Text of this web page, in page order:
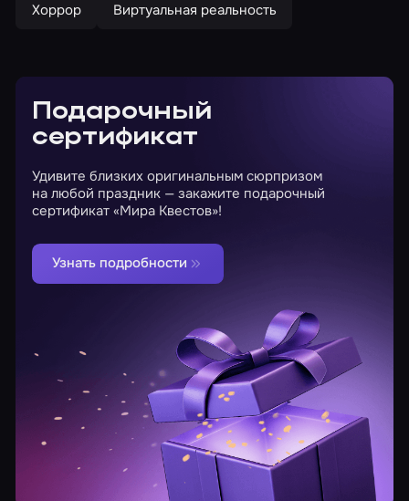
Хоррор
Виртуальная реальность
Подарочный
сертификат
Удивите близких оригинальным сюрпризом
на любой праздник — закажите подарочный
сертификат «Мира Квестов»!
Узнать подробности